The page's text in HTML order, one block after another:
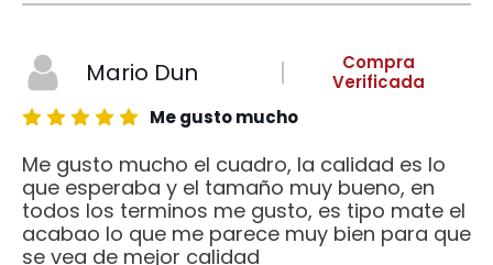
Mario Dun
Compra
Verificada
Me gusto mucho
Me gusto mucho el cuadro, la calidad es lo
que esperaba y el tamaño muy bueno, en
todos los terminos me gusto, es tipo mate el
acabao lo que me parece muy bien para que
se vea de mejor calidad